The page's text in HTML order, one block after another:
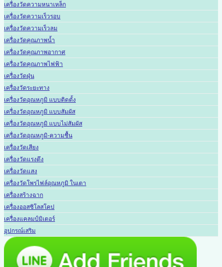
เครื่องวัดความหนาเหล็ก
เครื่องวัดความเร็วรอบ
เครื่องวัดความเร็วลม
เครื่องวัดคุณภาพน้ำ
เครื่องวัดคุณภาพอากาศ
เครื่องวัดคุณภาพไฟฟ้า
เครื่องวัดฝุ่น
เครื่องวัดระยะทาง
เครื่องวัดอุณหภูมิ แบบติดตั้ง
เครื่องวัดอุณหภูมิ แบบสัมผัส
เครื่องวัดอุณหภูมิ แบบไม่สัมผัส
เครื่องวัดอุณหภูมิ-ความชื้น
เครื่องวัดเสียง
เครื่องวัดแรงดึง
เครื่องวัดแสง
เครื่องวัดโพรไฟล์อุณหภูมิ ในเตา
เครื่องสร้างฉาก
เครื่องออสซิโลสโคป
เครื่องแคลมป์มิเตอร์
อุปกรณ์เสริม